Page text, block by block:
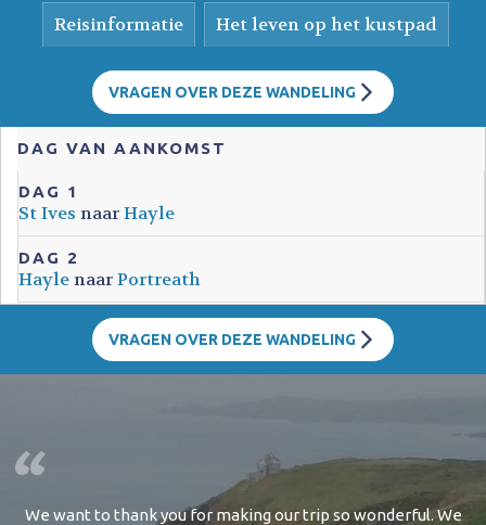
Reisinformatie Het leven op het kustpad
VRAGEN OVER DEZE WANDELING
DAG VAN AANKOMST
DAG 1
St Ives naarHayle
DAG 2
HaylenaarPortreath
VRAGEN OVER DEZE WANDELING
We want to thank you for making our trip so wonderful. We